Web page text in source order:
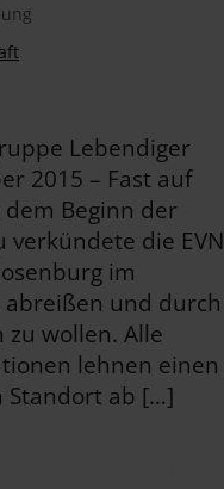
Lebendiger
2015 – Fast auf
dem Beginn der
verkündete die EVN
im
und durch
zu wollen. Alle
lehnen einen
Standort ab […]